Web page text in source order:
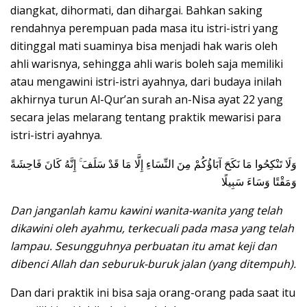
diangkat, dihormati, dan dihargai. Bahkan saking
rendahnya perempuan pada masa itu istri-istri yang
ditinggal mati suaminya bisa menjadi hak waris oleh
ahli warisnya, sehingga ahli waris boleh saja memiliki
atau mengawini istri-istri ayahnya, dari budaya inilah
akhirnya turun Al-Qur’an surah an-Nisa ayat 22 yang
secara jelas melarang tentang praktik mewarisi para
istri-istri ayahnya.
وَلَا تَنْكِحُوا مَا نَكَحَ آبَاؤُكُمْ مِنَ النِّسَاءِ إِلَّا مَا قَدْ سَلَفَ ۚ إِنَّهُ كَانَ فَاحِشَةً
وَمَقْتًا وَسَاءَ سَبِيلًا
Dan janganlah kamu kawini wanita-wanita yang telah
dikawini oleh ayahmu, terkecuali pada masa yang telah
lampau. Sesungguhnya perbuatan itu amat keji dan
dibenci Allah dan seburuk-buruk jalan (yang ditempuh).
Dan dari praktik ini bisa saja orang-orang pada saat itu